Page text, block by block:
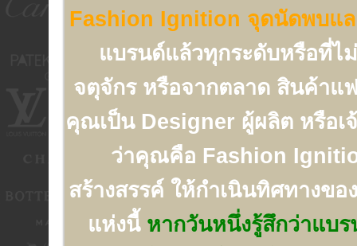
Fashion Ignition จุดนัดพบแ
แบรนด์แล้วทุกระดับหรือที่ไ
จตุจักร หรือจากตลาด สินค้าแ
คุณเป็น Designer ผู้ผลิต หรือเ
ว่าคุณคือ Fashion
สร้างสรรค์ ให้กำเนินทิศทางข
แห่งนี้ หากวันหนึ่งรู้สึกว่าแบ